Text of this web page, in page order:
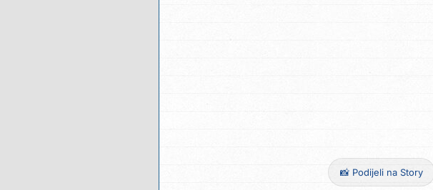
📸 Podijeli na Story